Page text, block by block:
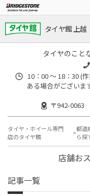
タイヤ館 上越
タイヤのこと
10：00 ～ 18：30 (
ある場合がございま
〒942-0063
タイヤ・ホイール専門
店のタイヤ館
都道
ら探
店舗お
記事一覧